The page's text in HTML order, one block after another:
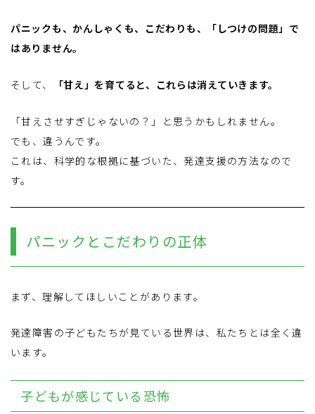
パニックも、かんしゃくも、こだわりも、「しつけの問題」で
はありません。
そして、 「甘え」を育てると、これらは消えていきます。
「甘えさせすぎじゃないの？」と思うかもしれません。
でも、違うんです。
これは、科学的な根拠に基づいた、発達支援の方法なので
す。
パニックとこだわりの正体
まず、理解してほしいことがあります。
発達障害の子どもたちが見ている世界は、私たちとは全く違
います。
子どもが感じている恐怖